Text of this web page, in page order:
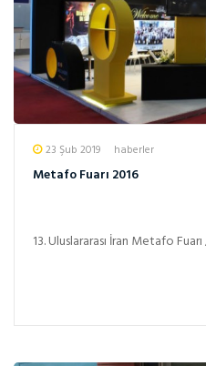
23 Şub 2019 haberler
Metafo Fuarı 2016
13. Uluslararası İran Metafo